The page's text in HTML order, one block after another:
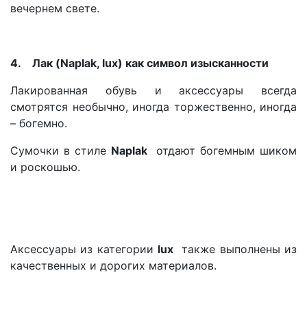
вечернем свете.
4. Лак (Naplak, lux) как символ изысканности
Лакированная обувь и аксессуары всегда
смотрятся необычно, иногда торжественно, иногда
– богемно.
Сумочки в стиле Naplakотдают богемным шиком
и роскошью.
Аксессуары из категории luxтакже выполнены из
качественных и дорогих материалов.